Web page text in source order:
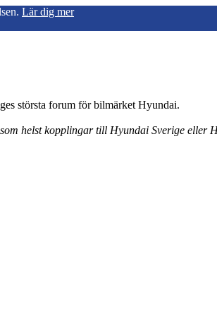
Lär dig mer
största forum för bilmärket Hyundai.
helst kopplingar till Hyundai Sverige eller